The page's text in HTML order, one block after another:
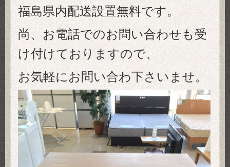
福島県内配送設置無料です。
尚、お電話でのお問い合わせも受
け付けておりますので、
お気軽にお問い合わ下さいませ。